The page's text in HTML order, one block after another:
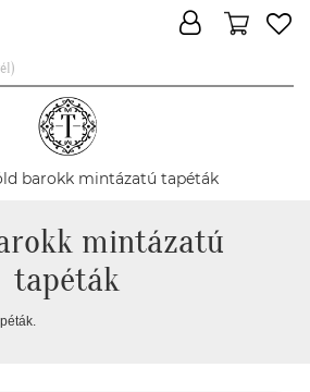
barokk mintázatú tapéták
mintázatú
tapéták